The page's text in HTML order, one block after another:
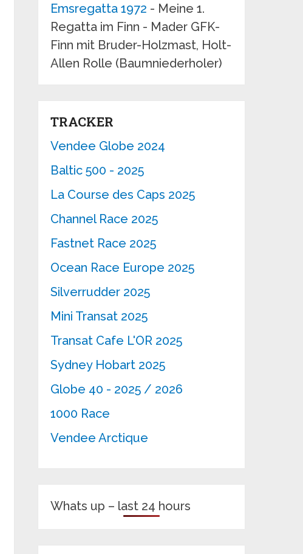
Emsregatta 1972 - Meine 1.
Regatta im Finn - Mader GFK-
Finn mit Bruder-Holzmast, Holt-
Allen Rolle (Baumniederholer)
TRACKER
Vendee Globe 2024
Baltic 500 - 2025
La Course des Caps 2025
Channel Race 2025
Fastnet Race 2025
Ocean Race Europe 2025
Silverrudder 2025
Mini Transat 2025
Transat Cafe L'OR 2025
Sydney Hobart 2025
Globe 40 - 2025 / 2026
1000 Race
Vendee Arctique
Whats up – last 24 hours